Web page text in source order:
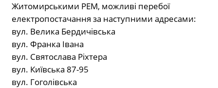
Житомирськими РЕМ, можливі перебої
електропостачання за наступними адресами:
вул. Велика Бердичівська
вул. Франка Івана
вул. Святослава Ріхтера
вул. Київська 87-95
вул. Гоголівська